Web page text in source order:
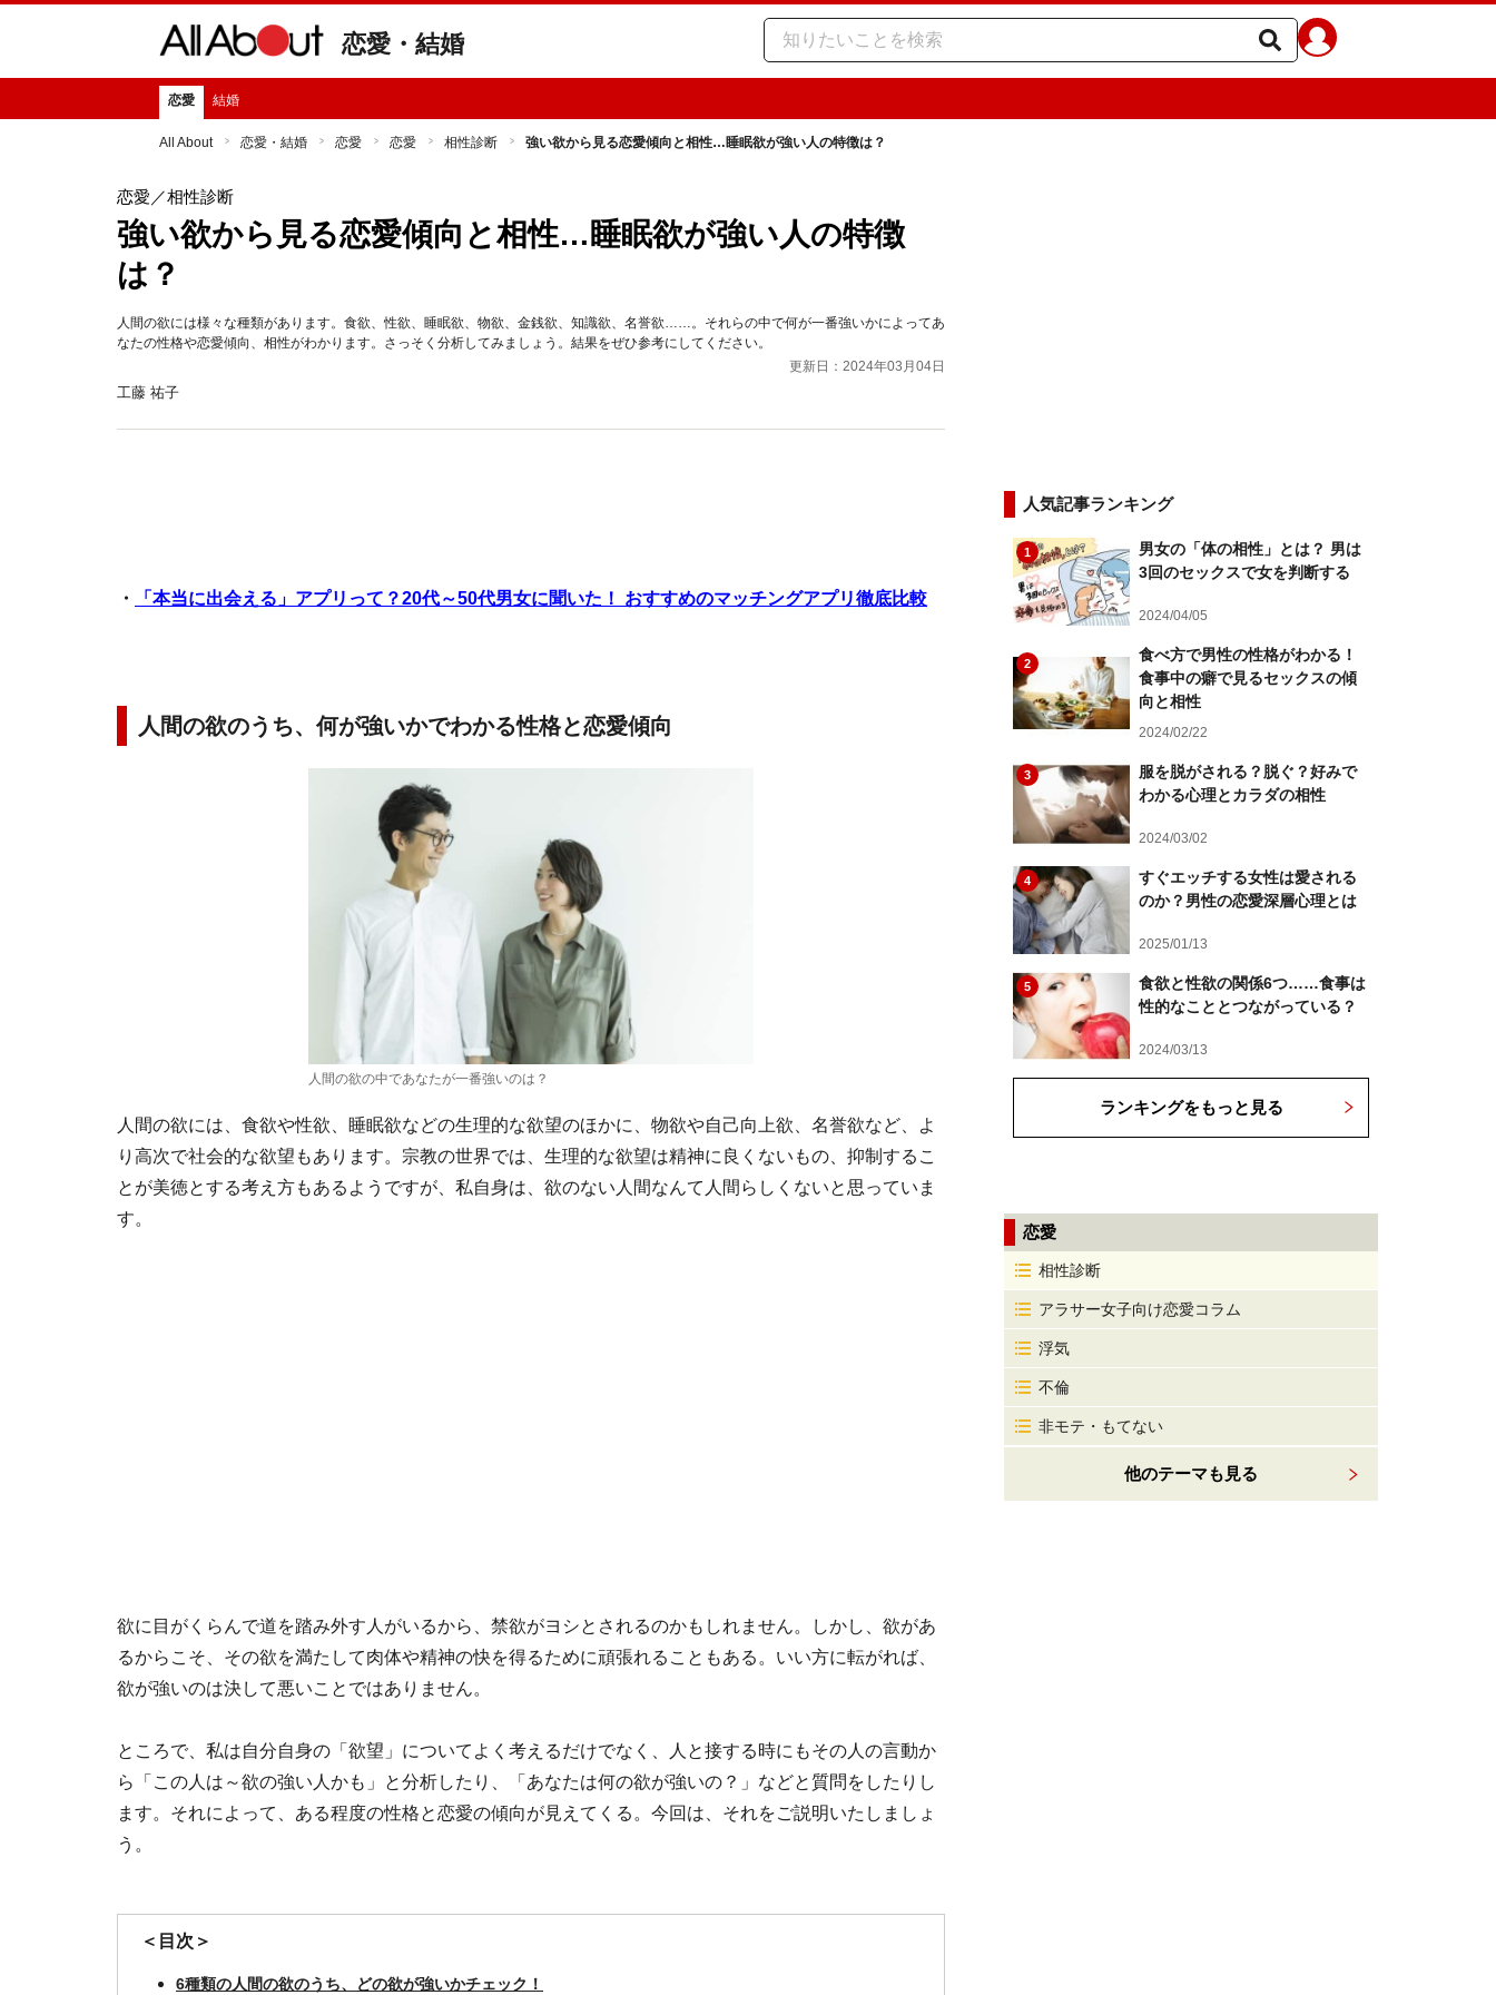
恋愛・結婚
恋愛 結婚
All About 恋愛・結婚 恋愛 恋愛 相性診断 強い欲から見る恋愛傾向と相性…睡眠欲が強い人の特徴は？
恋愛 ／相性診断
強い欲から見る恋愛傾向と相性…睡眠欲が強い人の特徴
は？
人間の欲には様々な種類があります。食欲、性欲、睡眠欲、物欲、金銭欲、知識欲、名誉欲……。それらの中で何が一番強いかによってあ
なたの性格や恋愛傾向、相性がわかります。さっそく分析してみましょう。結果をぜひ参考にしてください。
更新日：2024年03月04日
工藤 祐子
・ 「本当に出会える」アプリって？20代～50代男女に聞いた！ おすすめのマッチングアプリ徹底比較
人間の欲のうち、何が強いかでわかる性格と恋愛傾向
人間の欲の中であなたが一番強いのは？
人間の欲には、食欲や性欲、睡眠欲などの生理的な欲望のほかに、物欲や自己向上欲、名誉欲など、よ
り高次で社会的な欲望もあります。宗教の世界では、生理的な欲望は精神に良くないもの、抑制するこ
とが美徳とする考え方もあるようですが、私自身は、欲のない人間なんて人間らしくないと思っていま
す。
欲に目がくらんで道を踏み外す人がいるから、禁欲がヨシとされるのかもしれません。しかし、欲があ
るからこそ、その欲を満たして肉体や精神の快を得るために頑張れることもある。いい方に転がれば、
欲が強いのは決して悪いことではありません。
ところで、私は自分自身の「欲望」についてよく考えるだけでなく、人と接する時にもその人の言動か
ら「この人は～欲の強い人かも」と分析したり、「あなたは何の欲が強いの？」などと質問をしたりし
ます。それによって、ある程度の性格と恋愛の傾向が見えてくる。今回は、それをご説明いたしましょ
う。
＜目次＞
6種類の人間の欲のうち、どの欲が強いかチェック！
人気記事ランキング
1
男女の「体の相性」とは？ 男は
3回のセックスで女を判断する
2024/04/05
2
食べ方で男性の性格がわかる！
食事中の癖で見るセックスの傾
向と相性
2024/02/22
3
服を脱がされる？脱ぐ？好みで
わかる心理とカラダの相性
2024/03/02
4
すぐエッチする女性は愛される
のか？男性の恋愛深層心理とは
2025/01/13
5
食欲と性欲の関係6つ……食事は
性的なこととつながっている？
2024/03/13
ランキングをもっと見る
恋愛
相性診断
アラサー女子向け恋愛コラム
浮気
不倫
非モテ・もてない
他のテーマも見る